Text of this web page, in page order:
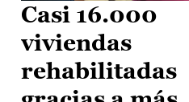
Casi 16.000
viviendas
rehabilitadas